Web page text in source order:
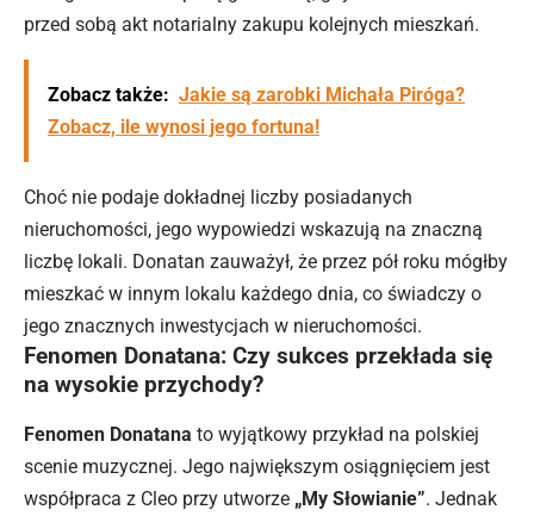
przed sobą akt notarialny zakupu kolejnych mieszkań.
Zobacz także: Jakie są zarobki Michała Piróga?
Zobacz, ile wynosi jego fortuna!
Choć nie podaje dokładnej liczby posiadanych
nieruchomości, jego wypowiedzi wskazują na znaczną
liczbę lokali. Donatan zauważył, że przez pół roku mógłby
mieszkać w innym lokalu każdego dnia, co świadczy o
jego znacznych inwestycjach w nieruchomości.
Fenomen Donatana: Czy sukces przekłada się
na wysokie przychody?
Fenomen Donatana to wyjątkowy przykład na polskiej
scenie muzycznej. Jego największym osiągnięciem jest
współpraca z Cleo przy utworze „My Słowianie”. Jednak